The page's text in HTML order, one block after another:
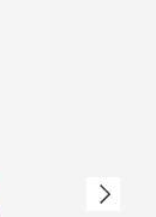
Nächste